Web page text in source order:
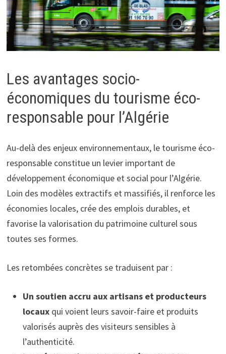
Les avantages socio-
économiques du tourisme éco-
responsable pour l’Algérie
Au-delà des enjeux environnementaux, le tourisme éco-
responsable constitue un levier important de
développement économique et social pour l’Algérie.
Loin des modèles extractifs et massifiés, il renforce les
économies locales, crée des emplois durables, et
favorise la valorisation du patrimoine culturel sous
toutes ses formes.
Les retombées concrètes se traduisent par :
Un soutien accru aux artisans et producteurs
locauxqui voient leurs savoir-faire et produits
valorisés auprès des visiteurs sensibles à
l’authenticité.